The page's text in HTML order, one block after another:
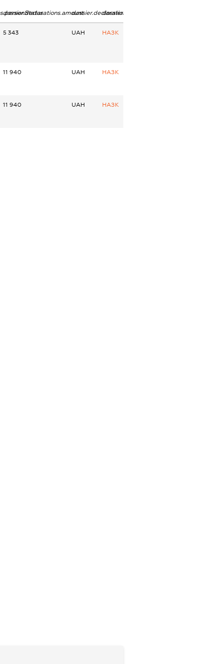
dossier.declarations.amountdossier.declarations.currency
dossier.declarations.source
5 343 UAH НАЗК
11 940 UAH НАЗК
11 940 UAH НАЗК